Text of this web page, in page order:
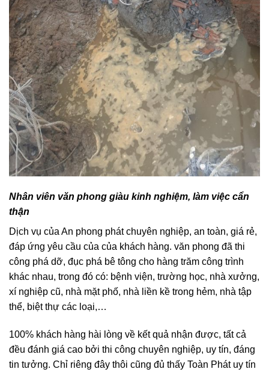
Nhân viên văn phong giàu kinh nghiệm, làm việc cẩn
thận
Dịch vụ của An phong phát chuyên nghiệp, an toàn, giá rẻ,
đáp ứng yêu cầu của của khách hàng. văn phong đã thi
công phá dỡ, đục phá bê tông cho hàng trăm công trình
khác nhau, trong đó có: bệnh viện, trường học, nhà xưởng,
xí nghiệp cũ, nhà mặt phố, nhà liền kề trong hẻm, nhà tập
thể, biệt thự các loại,…
100% khách hàng hài lòng về kết quả nhận được, tất cả
đều đánh giá cao bởi thi công chuyên nghiệp, uy tín, đáng
tin tưởng. Chỉ riêng đây thôi cũng đủ thấy Toàn Phát uy tín